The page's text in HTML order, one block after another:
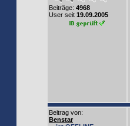
Beiträge: 4968
User seit 19.09.2005
Beitrag von:
Benstar